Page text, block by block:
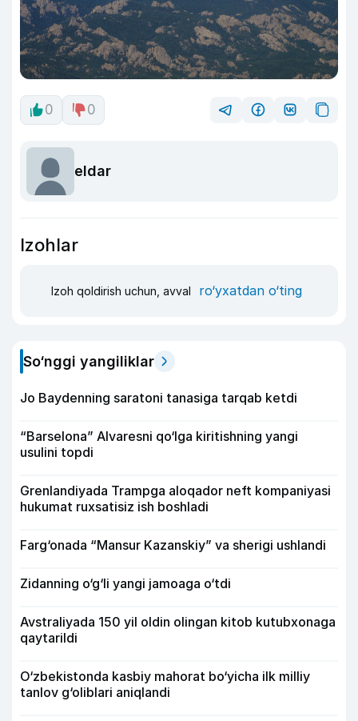
0 0
eldar
Izohlar
Izoh qoldirish uchun, avval ro‘yxatdan o‘ting
So‘nggi yangiliklar
Jo Baydenning saratoni tanasiga tarqab ketdi
“Barselona” Alvaresni qo‘lga kiritishning yangi
usulini topdi
Grenlandiyada Trampga aloqador neft kompaniyasi
hukumat ruxsatisiz ish boshladi
Farg‘onada “Mansur Kazanskiy” va sherigi ushlandi
Zidanning o‘g‘li yangi jamoaga o‘tdi
Avstraliyada 150 yil oldin olingan kitob kutubxonaga
qaytarildi
O‘zbekistonda kasbiy mahorat bo‘yicha ilk milliy
tanlov g‘oliblari aniqlandi